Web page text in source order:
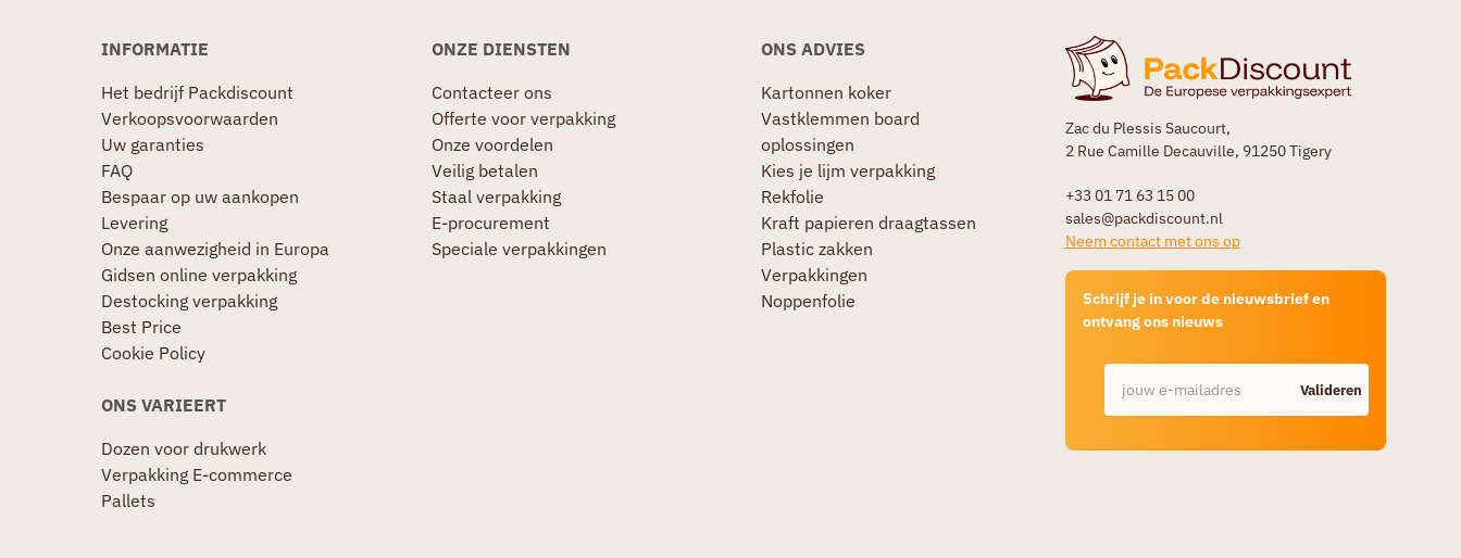
Zac du Plessis Saucourt,
2 Rue Camille Decauville, 91250 Tigery
+33 01 71 63 15 00
sales@packdiscount.nl
Neem contact met ons op
Schrijf je in voor de nieuwsbrief en
ontvang ons nieuws
Valideren
INFORMATIE
Het bedrijf Packdiscount
Verkoopsvoorwaarden
Uw garanties
FAQ
Bespaar op uw aankopen
Levering
Onze aanwezigheid in Europa
Gidsen online verpakking
Destocking verpakking
Best Price
Cookie Policy
ONZE DIENSTEN
Contacteer ons
Offerte voor verpakking
Onze voordelen
Veilig betalen
Staal verpakking
E-procurement
Speciale verpakkingen
ONS ADVIES
Kartonnen koker
Vastklemmen board
oplossingen
Kies je lijm verpakking
Rekfolie
Kraft papieren draagtassen
Plastic zakken
Verpakkingen
Noppenfolie
ONS VARIEERT
Dozen voor drukwerk
Verpakking E-commerce
Pallets